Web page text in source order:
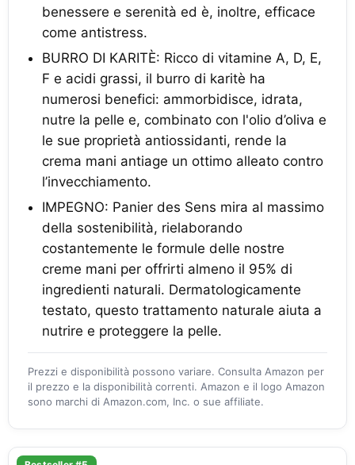
benessere e serenità ed è, inoltre, efficace
come antistress.
BURRO DI KARITÈ: Ricco di vitamine A, D, E,
F e acidi grassi, il burro di karitè ha
numerosi benefici: ammorbidisce, idrata,
nutre la pelle e, combinato con l'olio d’oliva e
le sue proprietà antiossidanti, rende la
crema mani antiage un ottimo alleato contro
l’invecchiamento.
IMPEGNO: Panier des Sens mira al massimo
della sostenibilità, rielaborando
costantemente le formule delle nostre
creme mani per offrirti almeno il 95% di
ingredienti naturali. Dermatologicamente
testato, questo trattamento naturale aiuta a
nutrire e proteggere la pelle.
Prezzi e disponibilità possono variare. Consulta Amazon per
il prezzo e la disponibilità correnti. Amazon e il logo Amazon
sono marchi di Amazon.com, Inc. o sue affiliate.